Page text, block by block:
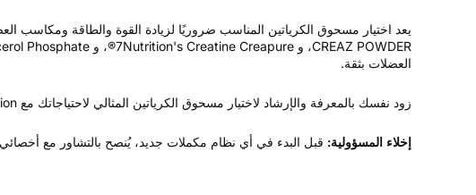
العضلات بثقة.
زود نفسك بالمعرفة والإرشاد لاختيار مسحوق الكرياتين المثالي لاحتياجاتك مع Eli Well Nutrition، مصدرك الموثوق للمكملات الغذائية الممتازة والمشورة الخبيرة في اللياقة البدنية والتغذية.
إخلاء المسؤولية: قبل البدء في أي نظام مكملات جديد، يُنصح بالتشاور مع